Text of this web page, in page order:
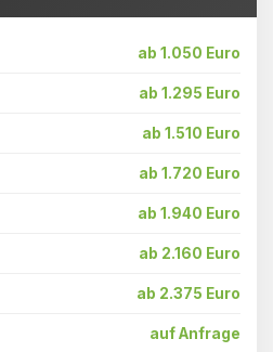
ab 1.050 Euro
ab 1.295 Euro
ab 1.510 Euro
ab 1.720 Euro
ab 1.940 Euro
ab 2.160 Euro
ab 2.375 Euro
auf Anfrage